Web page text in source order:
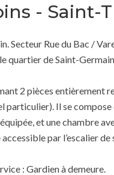
- Saint-
Secteur Rue du Bac /
quartier de Saint-
2 pièces entièrement
particulier). Il se compose
et une chambre
par l’escalier de
: Gardien à demeure.